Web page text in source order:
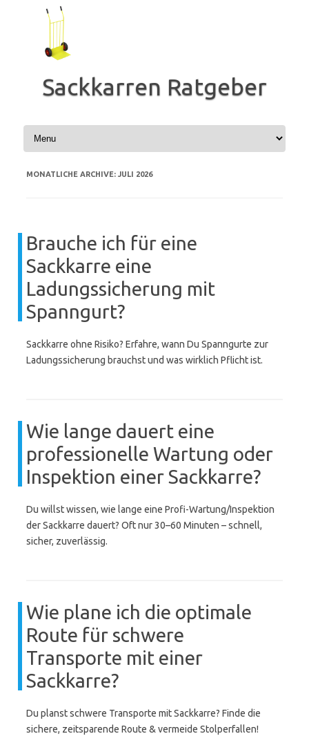
springen
Sackkarren Ratgeber
MONATLICHE ARCHIVE: JULI 2026
Brauche ich für eine
Sackkarre eine
Ladungssicherung mit
Spanngurt?
Sackkarre ohne Risiko? Erfahre, wann Du Spanngurte zur
Ladungssicherung brauchst und was wirklich Pflicht ist.
Wie lange dauert eine
professionelle Wartung oder
Inspektion einer Sackkarre?
Du willst wissen, wie lange eine Profi-Wartung/Inspektion
der Sackkarre dauert? Oft nur 30–60 Minuten – schnell,
sicher, zuverlässig.
Wie plane ich die optimale
Route für schwere
Transporte mit einer
Sackkarre?
Du planst schwere Transporte mit Sackkarre? Finde die
sichere, zeitsparende Route & vermeide Stolperfallen!